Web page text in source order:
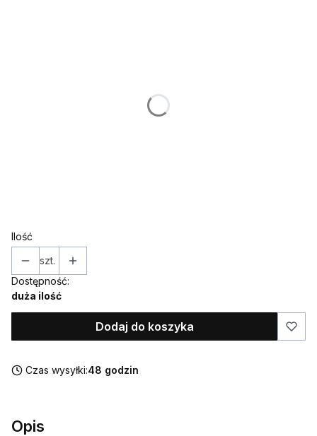
Ilość
szt.
Dostępność:
duża ilość
Dodaj do koszyka
Czas wysyłki:48 godzin
Opis